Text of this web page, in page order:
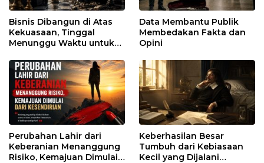
Bisnis Dibangun di Atas
Kekuasaan, Tinggal
Menunggu Waktu untuk
Data Membantu Publik
Membedakan Fakta dan
Opini
Perubahan Lahir dari
Keberanian Menanggung
Risiko, Kemajuan Dimulai
Keberhasilan Besar
Tumbuh dari Kebiasaan
Kecil yang Dijalani